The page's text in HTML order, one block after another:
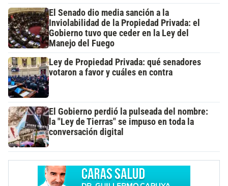
El Senado dio media sanción a la
Inviolabilidad de la Propiedad Privada: el
Gobierno tuvo que ceder en la Ley del
Manejo del Fuego
Ley de Propiedad Privada: qué senadores
votaron a favor y cuáles en contra
El Gobierno perdió la pulseada del nombre:
la "Ley de Tierras" se impuso en toda la
conversación digital